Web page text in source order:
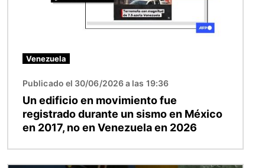
Venezuela
Publicado el 30/06/2026 a las 19:36
Un edificio en movimiento fue
registrado durante un sismo en México
en 2017, no en Venezuela en 2026